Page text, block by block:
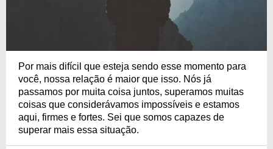
Por mais difícil que esteja sendo esse momento para
você, nossa relação é maior que isso. Nós já
passamos por muita coisa juntos, superamos muitas
coisas que considerávamos impossíveis e estamos
aqui, firmes e fortes. Sei que somos capazes de
superar mais essa situação.